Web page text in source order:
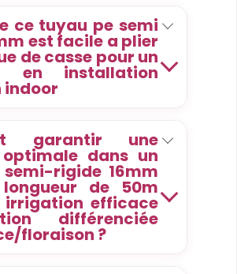
ce tuyau pe semi
est facile a plier
de casse pour un
en installation
garantir une
dans un
semi-rigide 16mm
de 50m
irrigation efficace
différenciée
floraison ?